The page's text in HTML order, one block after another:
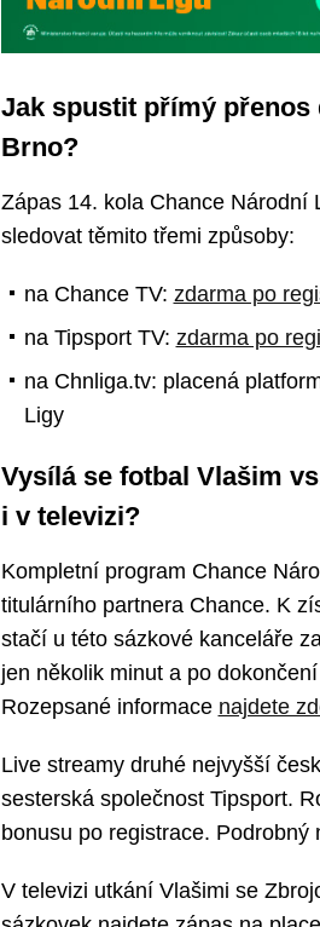
Jak spustit přímý přenos
Brno?
Zápas 14. kola Chance Národní
sledovat těmito třemi způsoby:
na Chance TV: zdarma po
na Tipsport TV: zdarma po
na Chnliga.tv: placená
Ligy
Vysílá se fotbal Vlašim
i v televizi?
Kompletní program Chance
titulárního partnera Chance. K
stačí u této sázkové kanceláře
jen několik minut a po
Rozepsané informace najdete
Live streamy druhé nejvyšší
sesterská společnost Tipsport.
bonusu po registrace. Podrobný
V televizi utkání Vlašimi se